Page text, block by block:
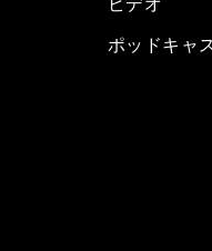
ポッドキャ